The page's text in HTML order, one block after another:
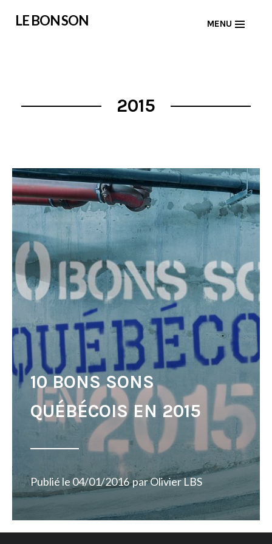
LE BON SON MENU
2015
10 BONS SONS
QUÉBÉCOIS EN 2015
Publié le 04/01/2016 parOlivier LBS